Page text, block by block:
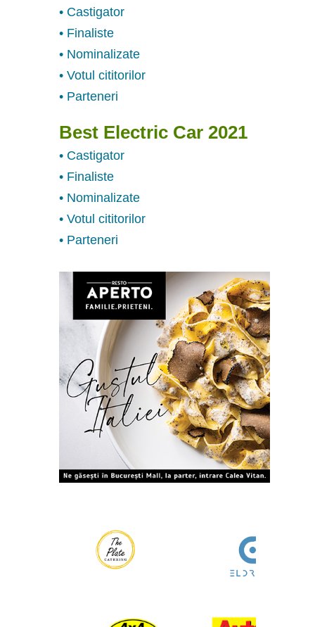
• Castigator
• Finaliste
• Nominalizate
• Votul cititorilor
• Parteneri
Best Electric Car 2021
• Castigator
• Finaliste
• Nominalizate
• Votul cititorilor
• Parteneri